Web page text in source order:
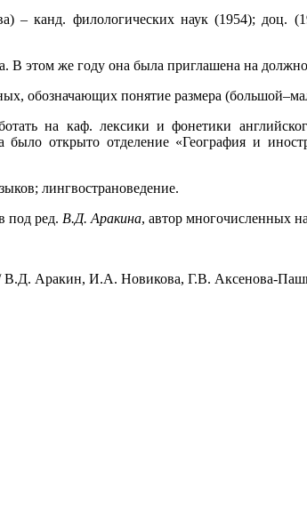
канд. филологических наук (1954); доц.
же году она была приглашена на
обозначающих понятие размера
на каф. лексики и фонетики
открыто отделение «География и
лингвострановедение.
под ред. В.Д. Аракина, автор многочисленных
/ В.Д. Аракин, И.А. Новикова, Г.В. Аксенова-